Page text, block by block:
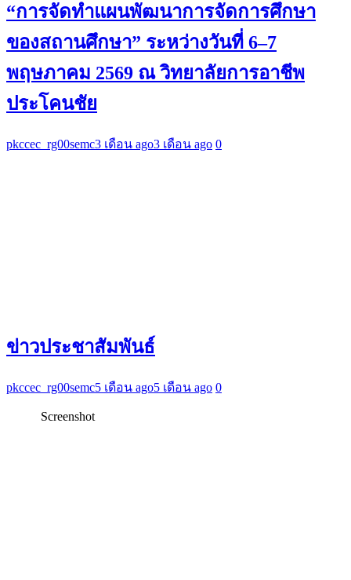
“การจัดทำแผนพัฒนาการจัดการศึกษา
ของสถานศึกษา” ระหว่างวันที่ 6–7
พฤษภาคม 2569 ณ วิทยาลัยการอาชีพ
ประโคนชัย
pkccec_rg00semc3 เดือน ago3 เดือน ago 0
ข่าวประชาสัมพันธ์
pkccec_rg00semc5 เดือน ago5 เดือน ago 0
Screenshot